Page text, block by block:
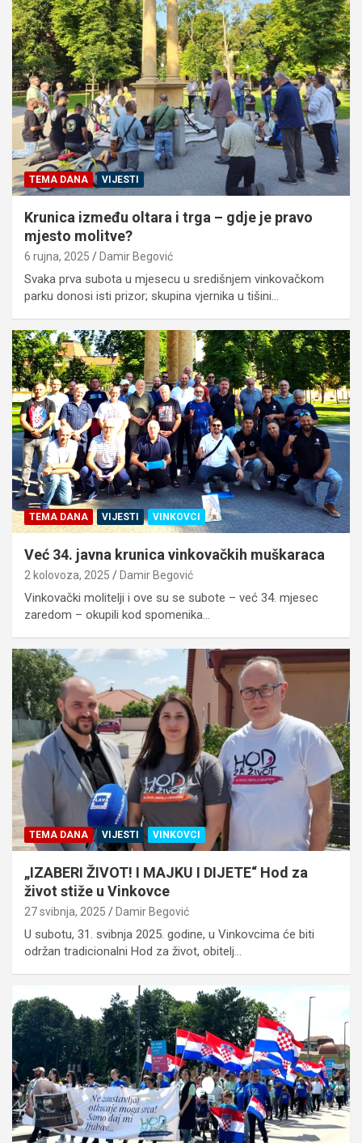
TEMA DANA VIJESTI
Krunica između oltara i trga – gdje je pravo
mjesto molitve?
6 rujna, 2025 Damir Begović
Svaka prva subota u mjesecu u središnjem vinkovačkom
parku donosi isti prizor; skupina vjernika u tišini…
TEMA DANA VIJESTI VINKOVCI
Već 34. javna krunica vinkovačkih muškaraca
2 kolovoza, 2025 Damir Begović
Vinkovački molitelji i ove su se subote – već 34. mjesec
zaredom – okupili kod spomenika…
TEMA DANA VIJESTI VINKOVCI
„IZABERI ŽIVOT! I MAJKU I DIJETE“ Hod za
život stiže u Vinkovce
27 svibnja, 2025 Damir Begović
U subotu, 31. svibnja 2025. godine, u Vinkovcima će biti
održan tradicionalni Hod za život, obitelj…